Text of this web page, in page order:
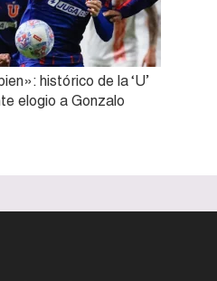
histórico de la ‘U’
elogio a Gonzalo